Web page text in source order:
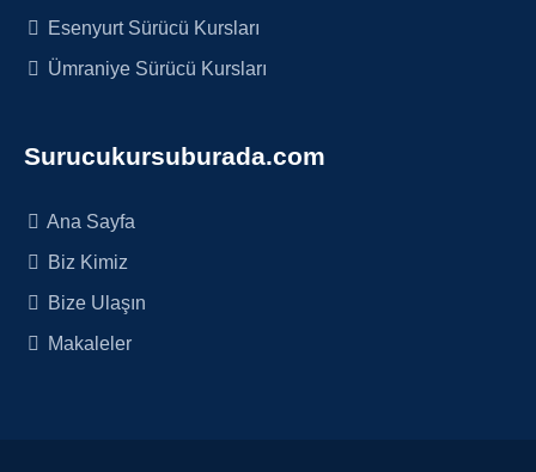
Esenyurt Sürücü Kursları
Ümraniye Sürücü Kursları
Surucukursuburada.com
Ana Sayfa
Biz Kimiz
Bize Ulaşın
Makaleler